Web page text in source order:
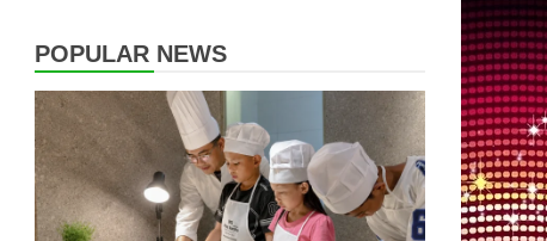
POPULAR NEWS